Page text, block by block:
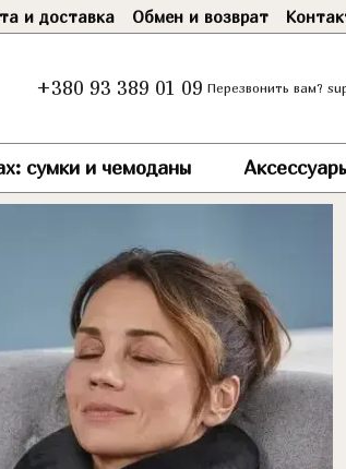
и доставка Обмен и возврат
+380 93 389 01 09 Перезвонить вам?
сумки и чемоданы